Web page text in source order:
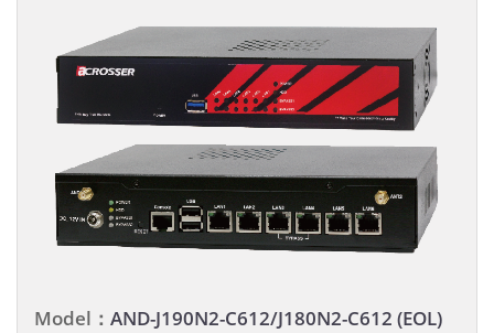
Model： AND-J190N2-C612/J180N2-C612 (EOL)